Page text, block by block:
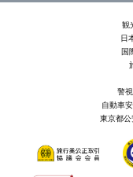
観
日
国
警
自動車
東京都